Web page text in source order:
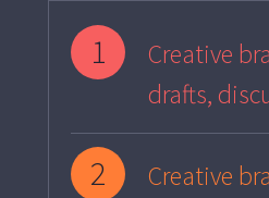
1
Creative
drafts,
2
Creative